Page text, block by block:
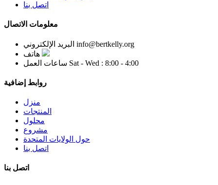
اتصل بنا
معلومات الاتصال
البريد الإلكتروني info@bertkelly.org
هاتف
ساعات العمل Sat - Wed : 8:00 - 4:00
روابط إضافية
منزل
المنتجات
محلول
مشروع
حول الولايات المتحدة
اتصل بنا
اتصل بنا